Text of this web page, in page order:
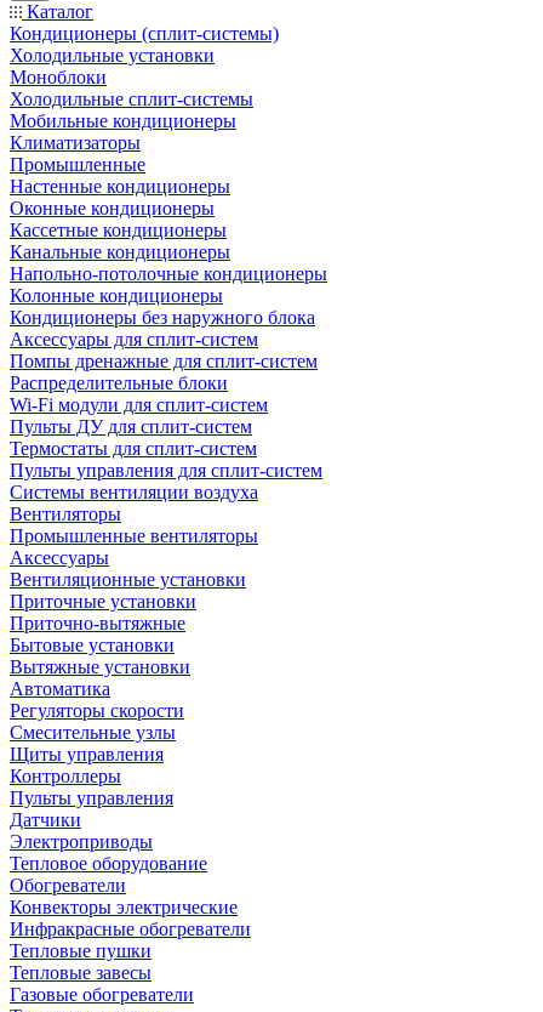
Каталог
Кондиционеры (сплит-системы)
Холодильные установки
Моноблоки
Холодильные сплит-системы
Мобильные кондиционеры
Климатизаторы
Промышленные
Настенные кондиционеры
Оконные кондиционеры
Кассетные кондиционеры
Канальные кондиционеры
Напольно-потолочные кондиционеры
Колонные кондиционеры
Кондиционеры без наружного блока
Аксессуары для сплит-систем
Помпы дренажные для сплит-систем
Распределительные блоки
Wi-Fi модули для сплит-систем
Пульты ДУ для сплит-систем
Термостаты для сплит-систем
Пульты управления для сплит-систем
Системы вентиляции воздуха
Вентиляторы
Промышленные вентиляторы
Аксессуары
Вентиляционные установки
Приточные установки
Приточно-вытяжные
Бытовые установки
Вытяжные установки
Автоматика
Регуляторы скорости
Смесительные узлы
Щиты управления
Контроллеры
Пульты управления
Датчики
Электроприводы
Тепловое оборудование
Обогреватели
Конвекторы электрические
Инфракрасные обогреватели
Тепловые пушки
Тепловые завесы
Газовые обогреватели